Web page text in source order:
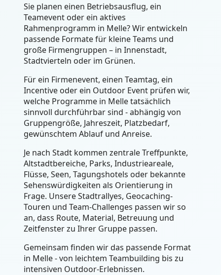
Sie planen einen Betriebsausflug, ein
Teamevent oder ein aktives
Rahmenprogramm in Melle? Wir entwickeln
passende Formate für kleine Teams und
große Firmengruppen – in Innenstadt,
Stadtvierteln oder im Grünen.
Für ein Firmenevent, einen Teamtag, ein
Incentive oder ein Outdoor Event prüfen wir,
welche Programme in Melle tatsächlich
sinnvoll durchführbar sind - abhängig von
Gruppengröße, Jahreszeit, Platzbedarf,
gewünschtem Ablauf und Anreise.
Je nach Stadt kommen zentrale Treffpunkte,
Altstadtbereiche, Parks, Industrieareale,
Flüsse, Seen, Tagungshotels oder bekannte
Sehenswürdigkeiten als Orientierung in
Frage. Unsere Stadtrallyes, Geocaching-
Touren und Team-Challenges passen wir so
an, dass Route, Material, Betreuung und
Zeitfenster zu Ihrer Gruppe passen.
Gemeinsam finden wir das passende Format
in Melle - von leichtem Teambuilding bis zu
intensiven Outdoor-Erlebnissen.